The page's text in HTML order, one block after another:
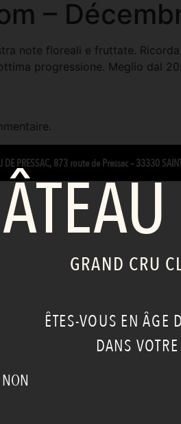
–
note floreali e fruttate.
progressione. Meglio dal
DE PRESSAC, 873 route de Pressac – 33330
GRAND CRU
ÊTES-VOUS EN
DANS
NON